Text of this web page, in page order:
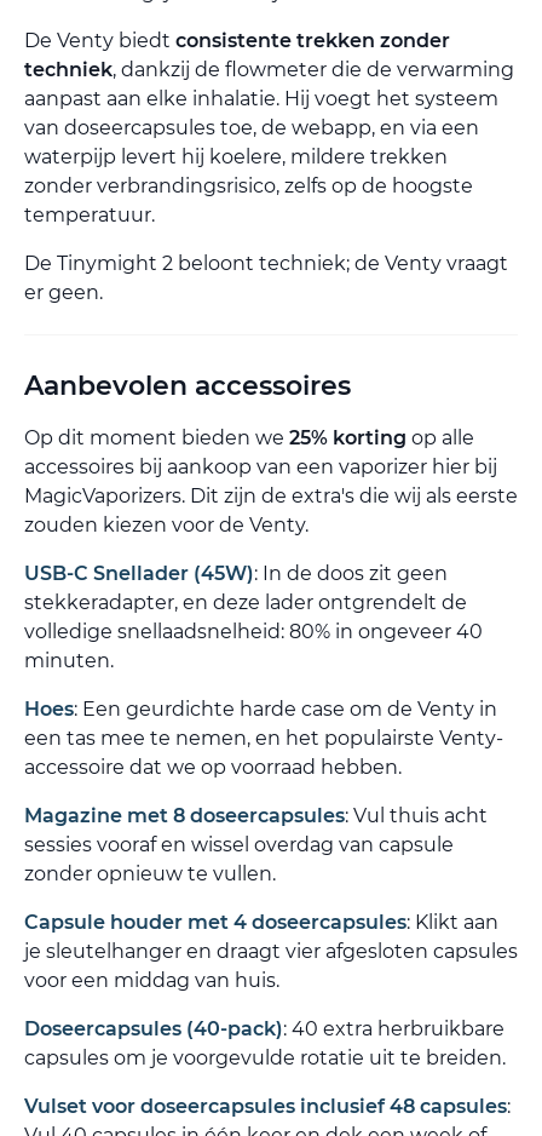
De Venty biedt consistente trekken zonder
techniek, dankzij de flowmeter die de verwarming
aanpast aan elke inhalatie. Hij voegt het systeem
van doseercapsules toe, de webapp, en via een
waterpijp levert hij koelere, mildere trekken
zonder verbrandingsrisico, zelfs op de hoogste
temperatuur.
De Tinymight 2 beloont techniek; de Venty vraagt
er geen.
Aanbevolen accessoires
Op dit moment bieden we 25% korting op alle
accessoires bij aankoop van een vaporizer hier bij
MagicVaporizers. Dit zijn de extra's die wij als eerste
zouden kiezen voor de Venty.
USB-C Snellader (45W): In de doos zit geen
stekkeradapter, en deze lader ontgrendelt de
volledige snellaadsnelheid: 80% in ongeveer 40
minuten.
Hoes: Een geurdichte harde case om de Venty in
een tas mee te nemen, en het populairste Venty-
accessoire dat we op voorraad hebben.
Magazine met 8 doseercapsules: Vul thuis acht
sessies vooraf en wissel overdag van capsule
zonder opnieuw te vullen.
Capsule houder met 4 doseercapsules: Klikt aan
je sleutelhanger en draagt vier afgesloten capsules
voor een middag van huis.
Doseercapsules (40-pack): 40 extra herbruikbare
capsules om je voorgevulde rotatie uit te breiden.
Vulset voor doseercapsules inclusief 48 capsules: